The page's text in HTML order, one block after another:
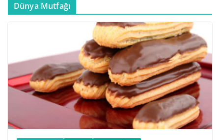
Dünya Mutfağı